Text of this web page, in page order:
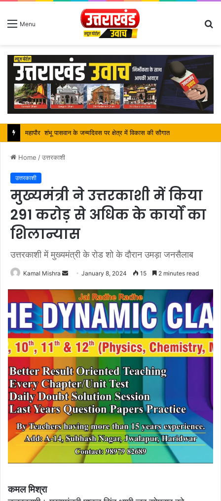
Menu
महापौर शंभू पासवान के जन्मदिवस पर क्षेत्र में विकास की सौगात
Home /उत्तरकाशी
उत्तरकाशी
मुख्यमंत्री ने उत्तरकाशी में किया
291 करोड़ से अधिक के कार्यों का
शिलान्यास
उत्तरकाशी में मुख्यमंत्री के रोड शो के दौरान उमड़ा जनसैलाब
Kamal Mishra
Send
email
January 8, 2024 15 2 minutes read
कमल मिश्रा